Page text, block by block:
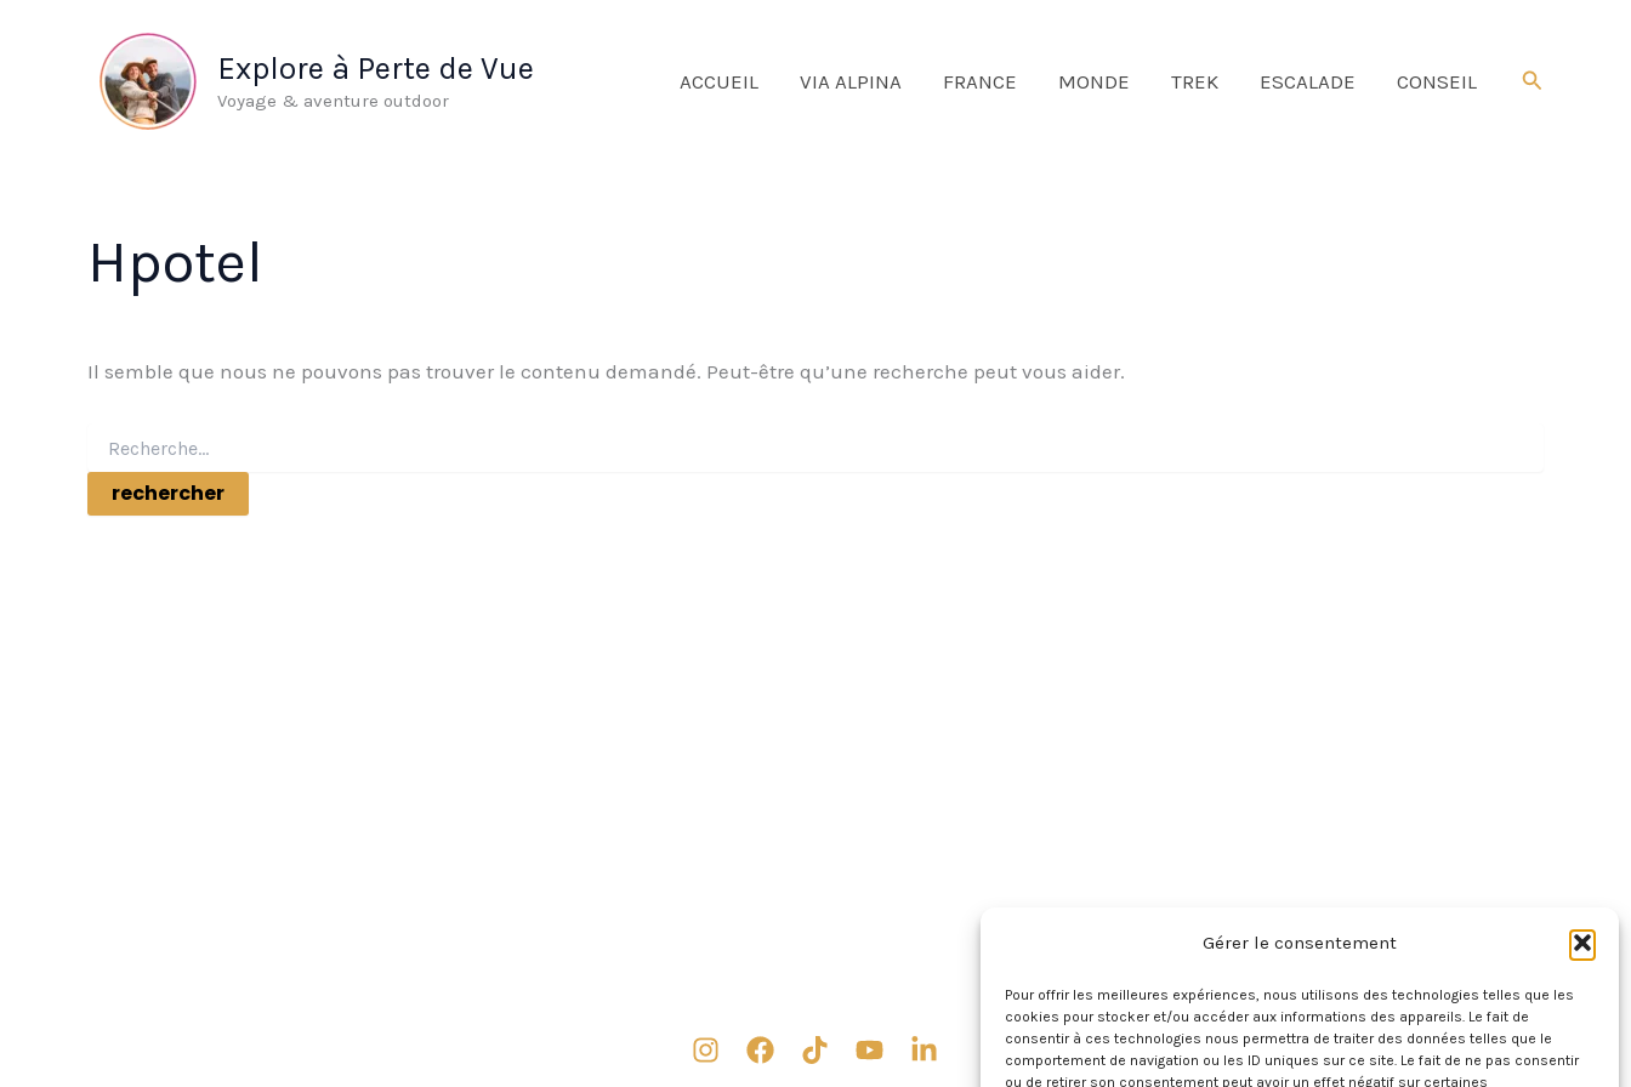
Gérer le consentement
Pour offrir les meilleures expériences, nous utilisons des technologies telles que les
cookies pour stocker et/ou accéder aux informations des appareils. Le fait de
consentir à ces technologies nous permettra de traiter des données telles que le
comportement de navigation ou les ID uniques sur ce site. Le fait de ne pas consentir
ou de retirer son consentement peut avoir un effet négatif sur certaines
Explore à Perte de Vue
Voyage & aventure outdoor
ACCUEIL VIA ALPINA FRANCE MONDE TREK ESCALADE CONSEIL Rechercher
Hpotel
Il semble que nous ne pouvons pas trouver le contenu demandé. Peut-être qu’une recherche peut vous aider.